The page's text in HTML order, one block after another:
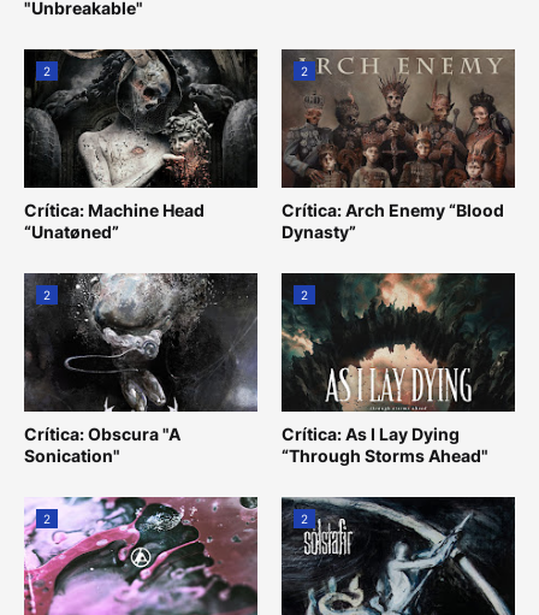
"Unbreakable"
2
Crítica: Machine Head
“Unatøned”
2
Crítica: Arch Enemy “Blood
Dynasty”
2
Crítica: Obscura "A
Sonication"
2
Crítica: As I Lay Dying
“Through Storms Ahead"
2 2